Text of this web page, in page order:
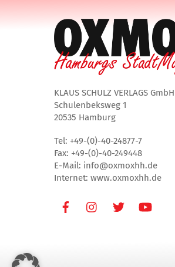
KLAUS SCHULZ VERLAGS GmbH
Schulenbeksweg 1
20535 Hamburg
Tel: +49-(0)-40-24877-7
Fax: +49-(0)-40-249448
E-Mail: info@oxmoxhh.de
Internet: www.oxmoxhh.de
Facebook